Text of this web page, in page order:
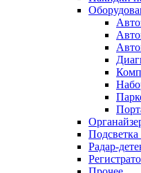
Подсветка
Радар-